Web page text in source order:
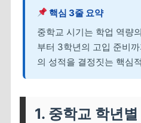
핵심 3줄 요약
중학교 시기는 학업 역량
부터 3학년의 고입 준비
의 성적을 결정짓는 핵심
1. 중학교 학년